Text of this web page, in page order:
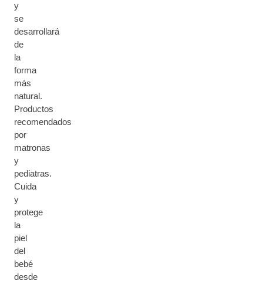
y
se
desarrollará
de
la
forma
más
natural.
Productos
recomendados
por
matronas
y
pediatras.
Cuida
y
protege
la
piel
del
bebé
desde